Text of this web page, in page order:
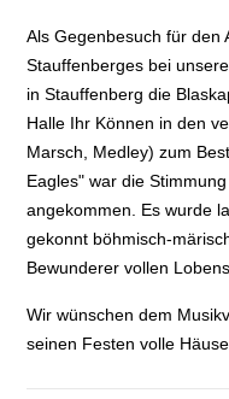
Als Gegenbesuch für den
Stauffenberges bei
in Stauffenberg die
Halle Ihr Können in den
Marsch, Medley) zum
Eagles" war die
angekommen. Es wurde
gekonnt böhmisch-
Bewunderer vollen
Wir wünschen dem
seinen Festen volle